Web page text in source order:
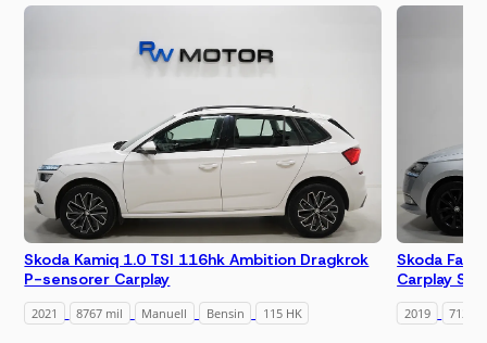
Skoda Kamiq 1.0 TSI 116hk Ambition Dragkrok
P-sensorer Carplay
2021 8767 mil Manuell Bensin 115 HK
Skoda
Carplay
2019 7122